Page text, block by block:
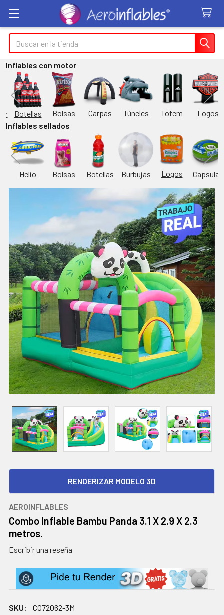
Buscar
Inflables con motor
Botellas Bolsas Carpas Túneles Totem
Logos
Inflables sellados
Helio Bolsas Botellas Burbujas Logos Capsulas
AEROINFLABLES
Combo Inflable Bambu Panda 3.1 X 2.9 X 2.3
metros.
Escribir una reseña
SKU: CO72062-3M
RENDERIZAR MODELO 3D